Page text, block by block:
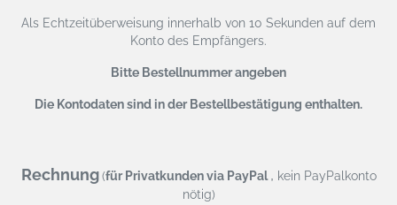
Als Echtzeitüberweisung innerhalb von 10 Sekunden auf dem
Konto des Empfängers.
Bitte Bestellnummer angeben
Die Kontodaten sind in der Bestellbestätigung enthalten.
Rechnung (für Privatkunden via PayPal, kein PayPalkonto
nötig)